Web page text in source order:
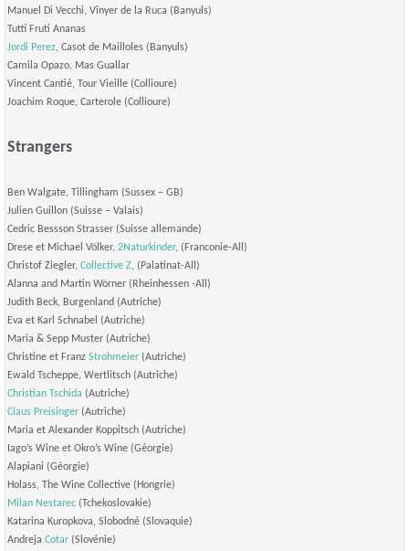
Manuel Di Vecchi, Vinyer de la Ruca (Banyuls)
Tutti Fruti Ananas
Jordi Perez, Casot de Mailloles (Banyuls)
Camila Opazo, Mas Guallar
Vincent Cantié, Tour Vieille (Collioure)
Joachim Roque, Carterole (Collioure)
Strangers
Ben Walgate, Tillingham (Sussex – GB)
Julien Guillon (Suisse – Valais)
Cedric Bessson Strasser (Suisse allemande)
Drese et Michael Völker, 2Naturkinder, (Franconie-All)
Christof Ziegler, Collective Z, (Palatinat-All)
Alanna and Martin Wörner (Rheinhessen -All)
Judith Beck, Burgenland (Autriche)
Eva et Karl Schnabel (Autriche)
Maria & Sepp Muster (Autriche)
Christine et Franz Strohmeier (Autriche)
Ewald Tscheppe, Wertlitsch (Autriche)
Christian Tschida (Autriche)
Claus Preisinger (Autriche)
Maria et Alexander Koppitsch (Autriche)
Iago’s Wine et Okro’s Wine (Géorgie)
Alapiani (Géorgie)
Holass, The Wine Collective (Hongrie)
Milan Nestarec (Tchekoslovakie)
Katarina Kuropkova, Slobodné (Slovaquie)
Andreja Cotar (Slovénie)